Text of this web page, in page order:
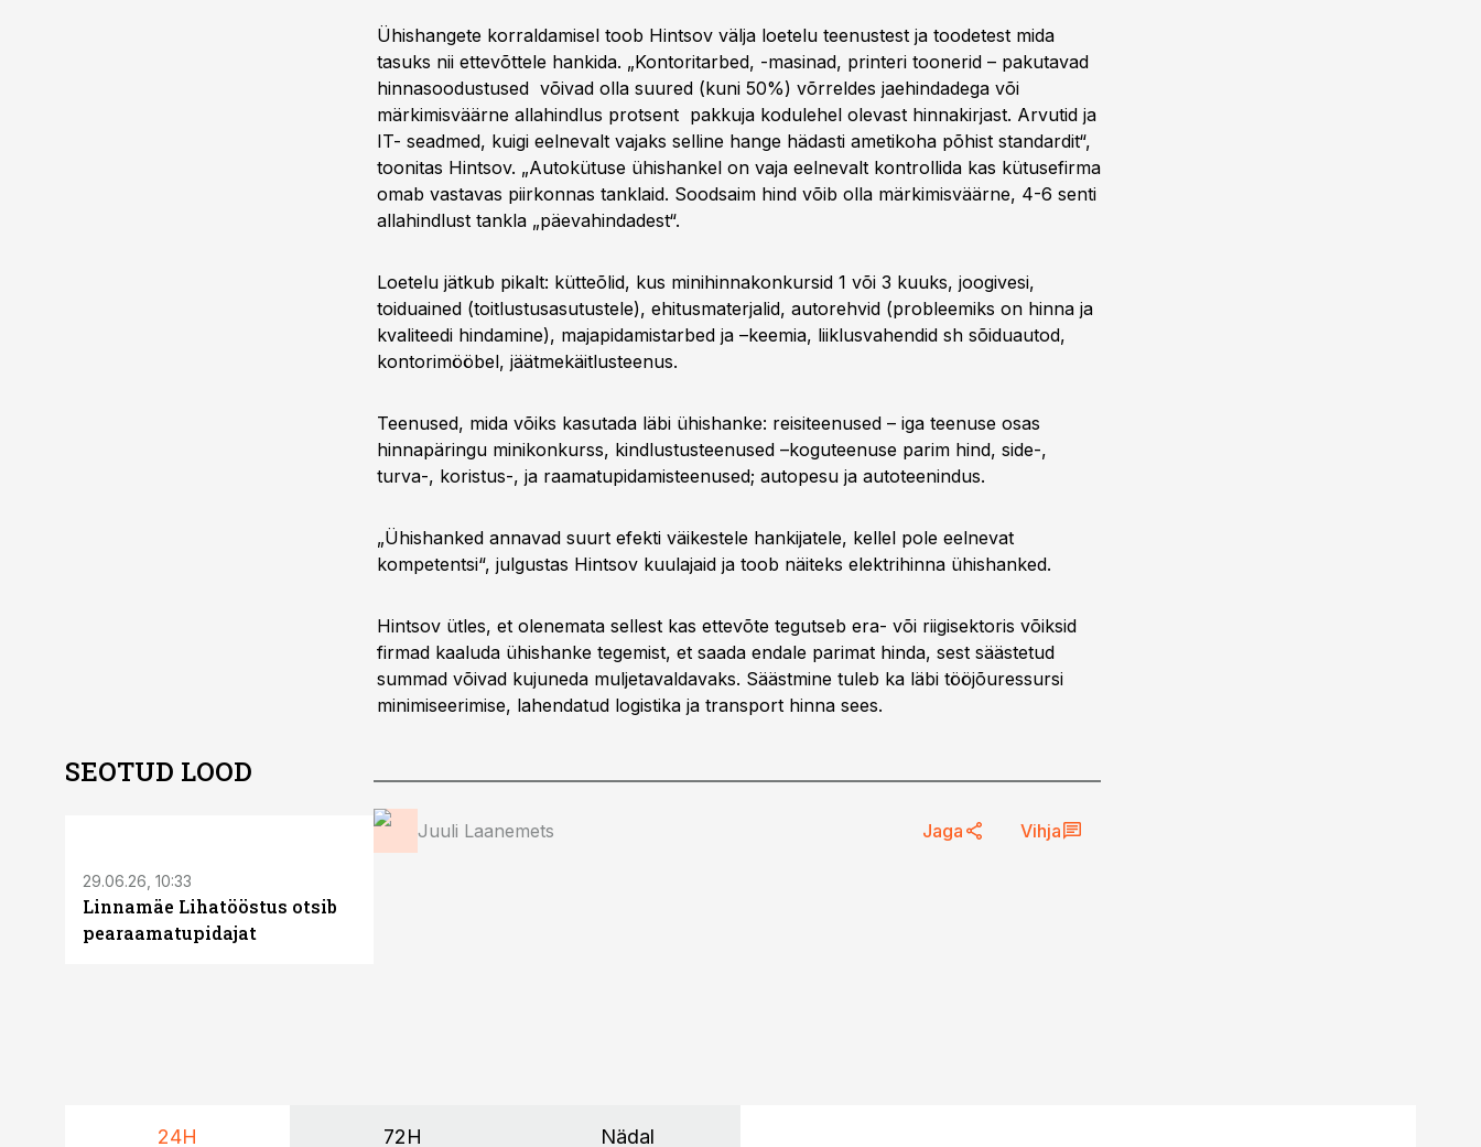
Ühishangete korraldamisel toob Hintsov välja loetelu teenustest ja toodetest mida
tasuks nii ettevõttele hankida. „Kontoritarbed, -masinad, printeri toonerid – pakutavad
hinnasoodustused võivad olla suured (kuni 50%) võrreldes jaehindadega või
märkimisväärne allahindlus protsent pakkuja kodulehel olevast hinnakirjast. Arvutid ja
IT- seadmed, kuigi eelnevalt vajaks selline hange hädasti ametikoha põhist standardit“,
toonitas Hintsov. „Autokütuse ühishankel on vaja eelnevalt kontrollida kas kütusefirma
omab vastavas piirkonnas tanklaid. Soodsaim hind võib olla märkimisväärne, 4-6 senti
allahindlust tankla „päevahindadest“.
Loetelu jätkub pikalt: kütteõlid, kus minihinnakonkursid 1 või 3 kuuks, joogivesi,
toiduained (toitlustusasutustele), ehitusmaterjalid, autorehvid (probleemiks on hinna ja
kvaliteedi hindamine), majapidamistarbed ja –keemia, liiklusvahendid sh sõiduautod,
kontorimööbel, jäätmekäitlusteenus.
Teenused, mida võiks kasutada läbi ühishanke: reisiteenused – iga teenuse osas
hinnapäringu minikonkurss, kindlustusteenused –koguteenuse parim hind, side-,
turva-, koristus-, ja raamatupidamisteenused; autopesu ja autoteenindus.
„Ühishanked annavad suurt efekti väikestele hankijatele, kellel pole eelnevat
kompetentsi“, julgustas Hintsov kuulajaid ja toob näiteks elektrihinna ühishanked.
Hintsov ütles, et olenemata sellest kas ettevõte tegutseb era- või riigisektoris võiksid
firmad kaaluda ühishanke tegemist, et saada endale parimat hinda, sest säästetud
summad võivad kujuneda muljetavaldavaks. Säästmine tuleb ka läbi tööjõuressursi
minimiseerimise, lahendatud logistika ja transport hinna sees.
Juuli Laanemets Jaga Vihja
SEOTUD LOOD
29.06.26, 10:33
Linnamäe Lihatööstus otsib
pearaamatupidajat
24H 72H Nädal